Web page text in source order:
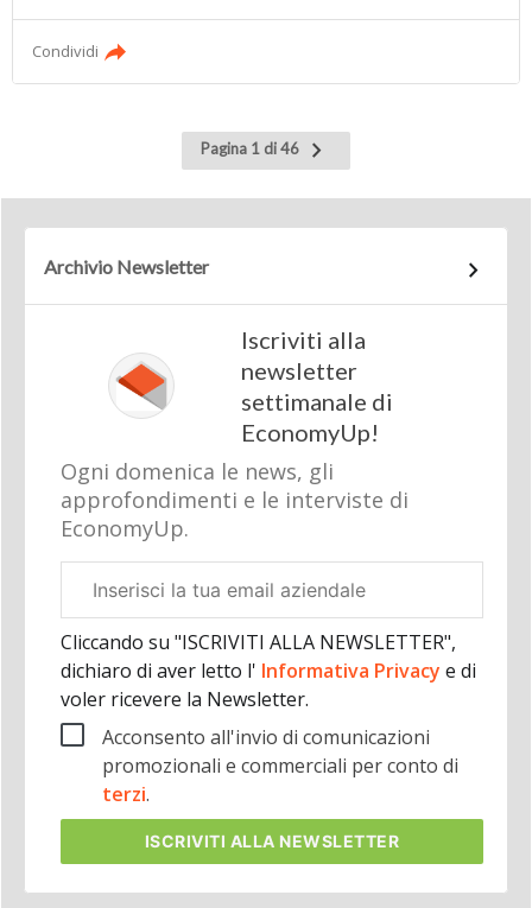
Condividi
Pagina 1 di 46
Pagina
successiva
Archivio Newsletter
Iscriviti alla
newsletter
settimanale di
EconomyUp!
Ogni domenica le news, gli
approfondimenti e le interviste di
EconomyUp.
aziendale
Cliccando su "ISCRIVITI ALLA NEWSLETTER",
dichiaro di aver letto l' Informativa Privacy e di
voler ricevere la Newsletter.
Acconsento all'invio di comunicazioni
promozionali e commerciali per conto di
terzi.
ISCRIVITI ALLA NEWSLETTER